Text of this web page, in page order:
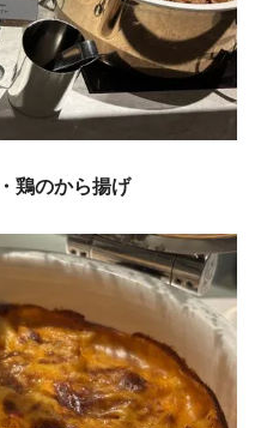
鶏のから揚げ